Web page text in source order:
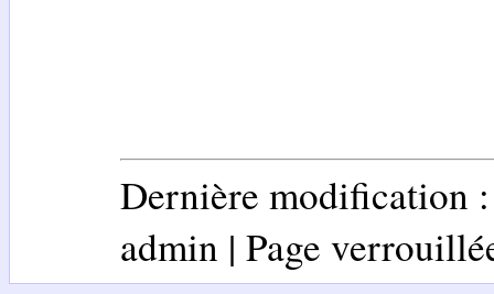
Dernière modification
admin | Page